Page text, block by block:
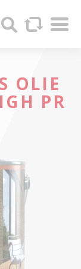
Search
OLIE
PR